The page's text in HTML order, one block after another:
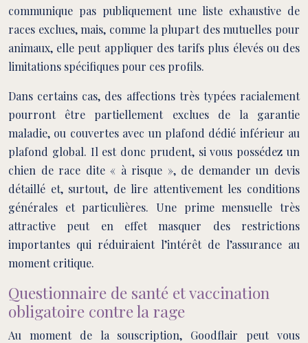
communique pas publiquement une liste exhaustive de
races exclues, mais, comme la plupart des mutuelles pour
animaux, elle peut appliquer des tarifs plus élevés ou des
limitations spécifiques pour ces profils.
Dans certains cas, des affections très typées racialement
pourront être partiellement exclues de la garantie
maladie, ou couvertes avec un plafond dédié inférieur au
plafond global. Il est donc prudent, si vous possédez un
chien de race dite « à risque », de demander un devis
détaillé et, surtout, de lire attentivement les conditions
générales et particulières. Une prime mensuelle très
attractive peut en effet masquer des restrictions
importantes qui réduiraient l’intérêt de l’assurance au
moment critique.
Questionnaire de santé et vaccination
obligatoire contre la rage
Au moment de la souscription, Goodflair peut vous